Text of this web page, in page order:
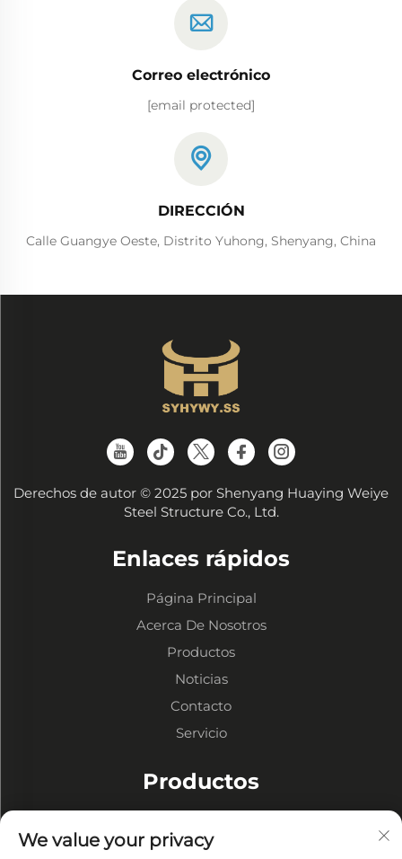
Correo electrónico
[email protected]
DIRECCIÓN
Calle Guangye Oeste, Distrito Yuhong, Shenyang, China
Derechos de autor © 2025 por Shenyang Huaying Weiye
Steel Structure Co., Ltd.
Enlaces rápidos
Página Principal
Acerca De Nosotros
Productos
Noticias
Contacto
Servicio
Productos
Talleres de Estructuras Metálicas
We value your privacy